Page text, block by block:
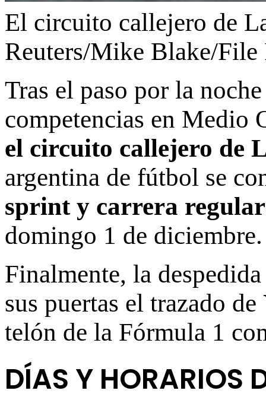
El circuito callejero de
Reuters/Mike Blake/File
Tras el paso por la
competencias en Medio
el circuito callejero de
argentina de fútbol se
sprint y carrera regular
domingo 1 de diciembre.
Finalmente, la
sus puertas el trazado de
telón de la Fórmula 1
DÍAS Y HORARIOS